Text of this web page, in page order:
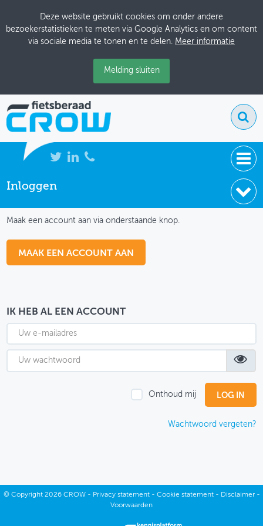
Deze website gebruikt cookies om onder andere
bezoekerstatistieken te meten via Google Analytics en om content
via sociale media te tonen en te delen. Meer informatie
Melding sluiten
NIEUWS
THEMASITES
MIJN PROFIEL
GEBRUIKER
Inloggen
Maak een account aan via onderstaande knop.
MAAK EEN ACCOUNT AAN
IK HEB AL EEN ACCOUNT
Onthoud mij
Wachtwoord vergeten?
© Copyright2026 CROW - Privacy statement- Cookie statement- Disclaimer-
Voorwaarden